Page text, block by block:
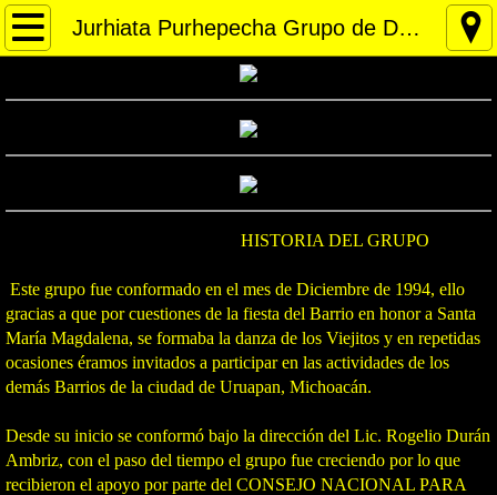
Jurhiata Purhepecha Grupo de Danza
Inicio
San Nicolas Tolentino
RIP
La Fiesta
La Octava
Los Hortelanos
HISTORIA DEL GRUPO
Este grupo fue conformado en el mes de Diciembre de 1994, ello
gracias a que por cuestiones de la fiesta del Barrio en honor a Santa
María Magdalena, se formaba la danza de los Viejitos y en repetidas
ocasiones éramos invitados a participar en las actividades de los
demás Barrios de la ciudad de Uruapan, Michoacán.
Desde su inicio se conformó bajo la dirección del Lic. Rogelio Durán
Ambriz, con el paso del tiempo el grupo fue creciendo por lo que
recibieron el apoyo por parte del CONSEJO NACIONAL PARA